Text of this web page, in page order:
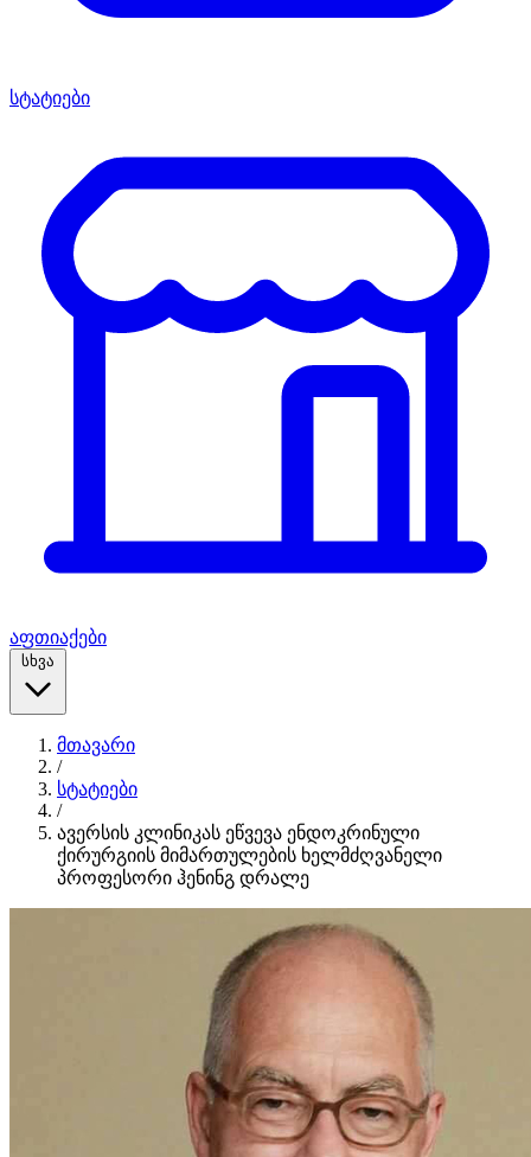
სტატიები
აფთიაქები
სხვა
მთავარი
/
სტატიები
/
ავერსის კლინიკას ეწვევა ენდოკრინული
ქირურგიის მიმართულების ხელმძღვანელი
პროფესორი ჰენინგ დრალე